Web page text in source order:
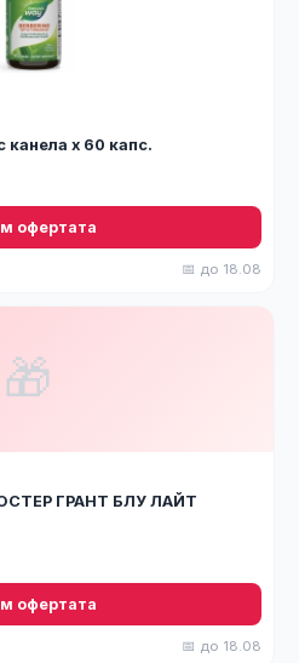
НЕЙЧЪРС УЕЙ Берберин с канела х 60 капс.
офертата
📅 до 18.08
🎁
ГРАНТ БЛУ ЛАЙТ
офертата
📅 до 18.08